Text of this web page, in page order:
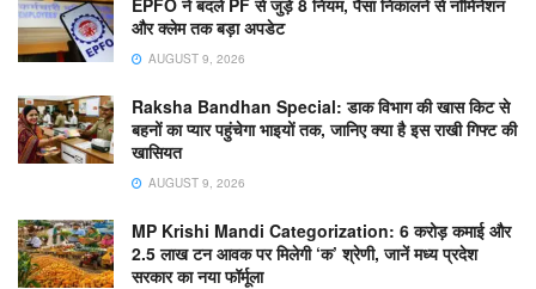
और क्लेम तक बड़ा अपडेट
AUGUST 9, 2026
Raksha Bandhan Special: डाक विभाग की खास किट से
बहनों का प्यार पहुंचेगा भाइयों तक, जानिए क्या है इस राखी गिफ्ट की
खासियत
AUGUST 9, 2026
MP Krishi Mandi Categorization: 6 करोड़ कमाई और
2.5 लाख टन आवक पर मिलेगी ‘क’ श्रेणी, जानें मध्य प्रदेश
सरकार का नया फॉर्मूला